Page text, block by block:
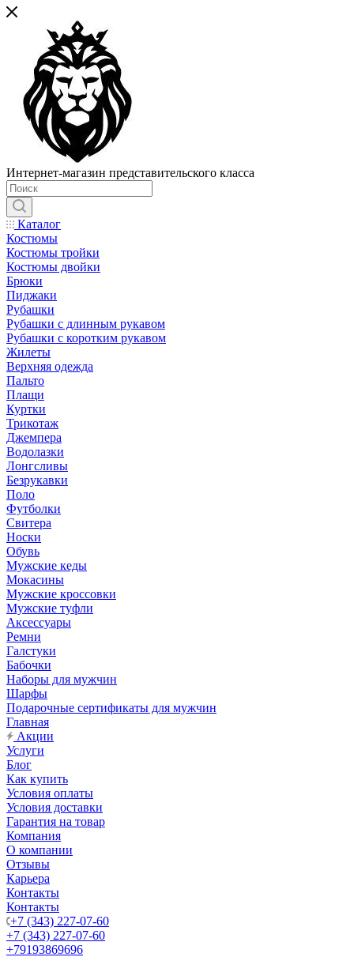
Интернет-магазин представительского класса
Каталог
Костюмы
Костюмы тройки
Костюмы двойки
Брюки
Пиджаки
Рубашки
Рубашки с длинным рукавом
Рубашки с коротким рукавом
Жилеты
Верхняя одежда
Пальто
Плащи
Куртки
Трикотаж
Джемпера
Водолазки
Лонгсливы
Безрукавки
Поло
Футболки
Свитера
Носки
Обувь
Мужские кеды
Мокасины
Мужские кроссовки
Мужские туфли
Аксессуары
Ремни
Галстуки
Бабочки
Наборы для мужчин
Шарфы
Подарочные сертификаты для мужчин
Главная
Акции
Услуги
Блог
Как купить
Условия оплаты
Условия доставки
Гарантия на товар
Компания
О компании
Отзывы
Карьера
Контакты
Контакты
+7 (343) 227-07-60
+7 (343) 227-07-60
+79193869696